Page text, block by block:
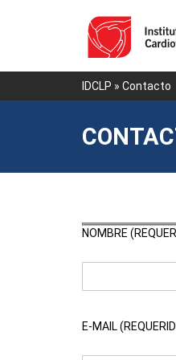
IDCLP » Contacto
NOMBRE
E-MAIL